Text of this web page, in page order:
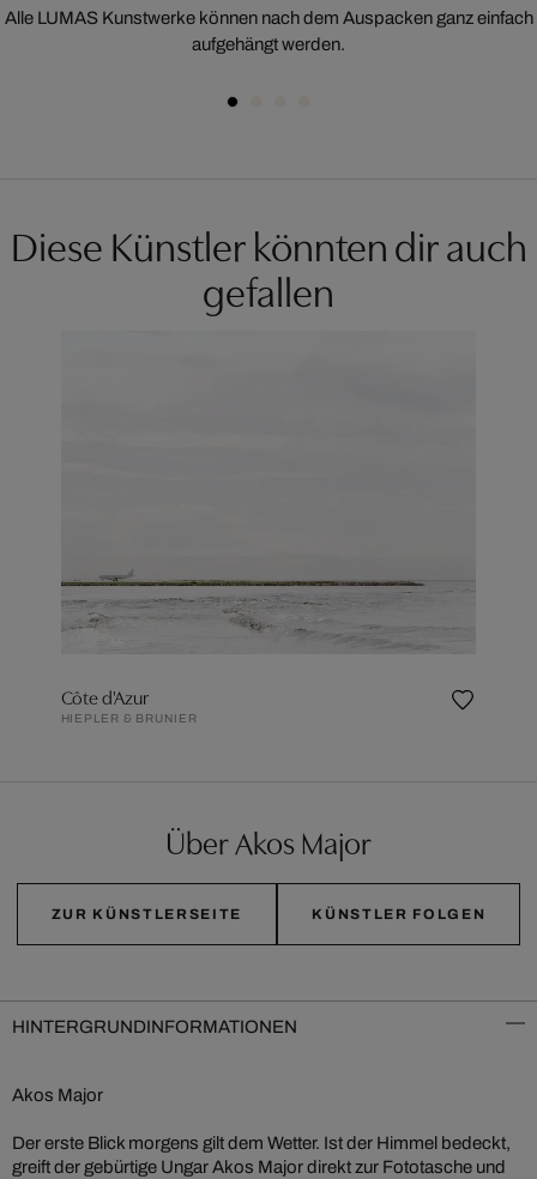
Alle LUMAS Kunstwerke können nach dem Auspacken ganz einfach
aufgehängt werden.
Diese Künstler könnten dir auch
gefallen
Côte d'Azur
HIEPLER & BRUNIER
Über Akos Major
ZUR KÜNSTLERSEITE KÜNSTLER FOLGEN
HINTERGRUNDINFORMATIONEN
Akos Major
Der erste Blick morgens gilt dem Wetter. Ist der Himmel bedeckt,
greift der gebürtige Ungar Akos Major direkt zur Fototasche und